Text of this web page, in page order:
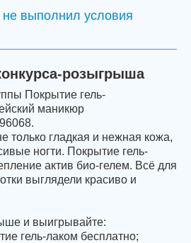
не выполнил условия
розыгрыша
Покрытие гель-
маникюр
только гладкая и нежная кожа,
ногти. Покрытие гель-
актив био-гелем. Всё для
выглядели красиво и
и выигрывайте:
гель-лаком бесплатно;